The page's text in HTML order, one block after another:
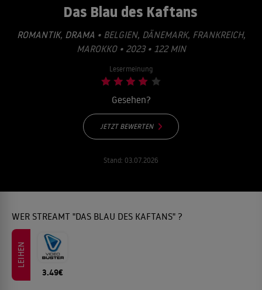
Das Blau des Kaftans
ROMANTIK, DRAMA • BELGIEN, DÄNEMARK, FRANKREICH,
MAROKKO • 2023 • 122 MIN
Lesermeinung
Gesehen?
JETZT BEWERTEN
Stand: 03.07.2026
WER STREAMT "DAS BLAU DES KAFTANS" ?
LEIHEN
3.49€